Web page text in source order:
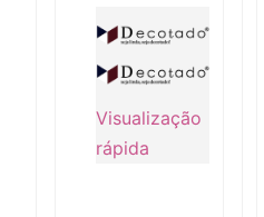
Visualização
rápida